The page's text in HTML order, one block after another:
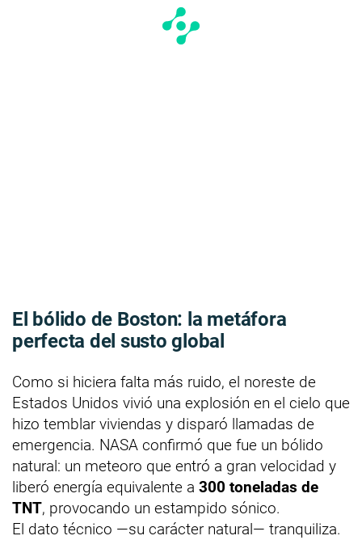
El bólido de Boston: la metáfora
perfecta del susto global
Como si hiciera falta más ruido, el noreste de
Estados Unidos vivió una explosión en el cielo que
hizo temblar viviendas y disparó llamadas de
emergencia. NASA confirmó que fue un bólido
natural: un meteoro que entró a gran velocidad y
liberó energía equivalente a 300 toneladas de
TNT, provocando un estampido sónico.
El dato técnico —su carácter natural— tranquiliza.